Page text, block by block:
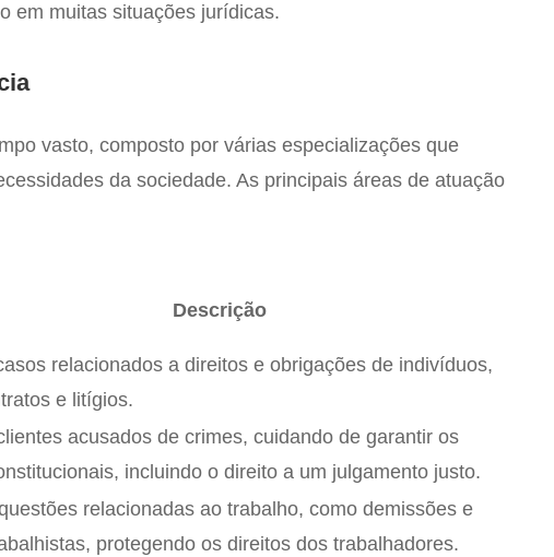
em muitas situações jurídicas.
vasto, composto por várias especializações que
da sociedade. As principais áreas de atuação
Descrição
relacionados a direitos e obrigações de indivíduos,
e litígios.
acusados de crimes, cuidando de garantir os
incluindo o direito a um julgamento justo.
relacionadas ao trabalho, como demissões e
protegendo os direitos dos trabalhadores.